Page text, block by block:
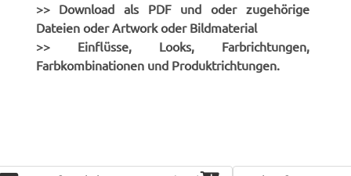
>> Download als PDF und oder zugehörige
Dateien oder Artwork oder Bildmaterial
>> Einflüsse, Looks, Farbrichtungen,
Farbkombinationen und Produktrichtungen.